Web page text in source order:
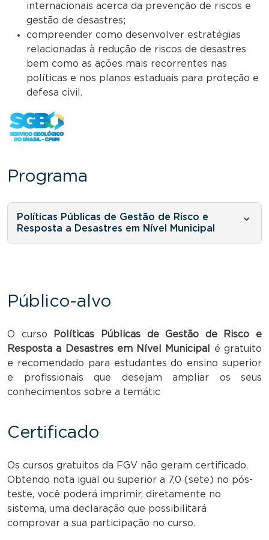
internacionais acerca da prevenção de riscos e
gestão de desastres;
compreender como desenvolver estratégias
relacionadas à redução de riscos de desastres
bem como as ações mais recorrentes nas
políticas e nos planos estaduais para proteção e
defesa civil.
Programa
Políticas Públicas de Gestão de Risco e
Resposta a Desastres em Nível Municipal
Público-alvo
O curso
Políticas Públicas de Gestão de Risco e
Resposta a Desastres em Nível Municipal
é gratuito
e recomendado para estudantes do ensino superior
e profissionais que desejam ampliar os seus
conhecimentos sobre a temátic
Certificado
Os cursos gratuitos da FGV não geram certificado.
Obtendo nota igual ou superior a 7,0 (sete) no pós-
teste, você poderá imprimir, diretamente no
sistema, uma declaração que possibilitará
comprovar a sua participação no curso.